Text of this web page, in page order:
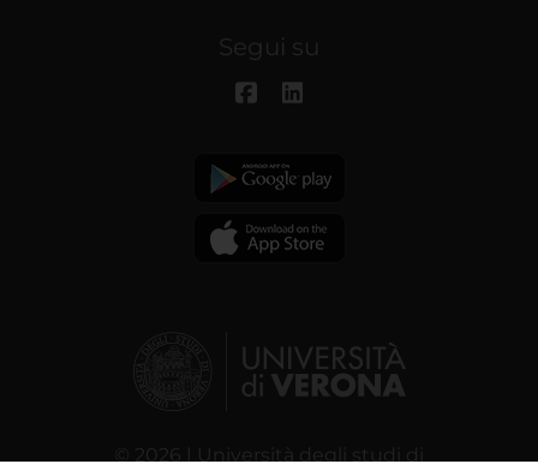
Segui su
© 2026 | Università degli studi di